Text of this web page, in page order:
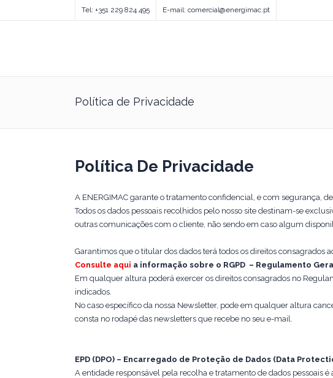
Tel: +351 229 824 495 E-mail: comercial@energimac.pt
Política de Privacidade
Política De Privacidade
A ENERGIMAC garante o tratamento confidencial, e com segurança,
Todos os dados pessoais recolhidos pelo nosso site destinam-se
outras comunicações com o cliente, não sendo em caso algum
Garantimos que o titular dos dados terá todos os direitos consagrados
Consulte aqui a informação sobre o RGPD – Regulamento
Em qualquer altura poderá exercer os direitos consagrados no
indicados.
No caso específico da nossa Newsletter, pode em qualquer altura
consta no rodapé das newsletters que recebe no seu e-mail.
EPD (DPO) – Encarregado de Proteção de Dados (Data
A entidade responsável pela recolha e tratamento de dados pessoais é